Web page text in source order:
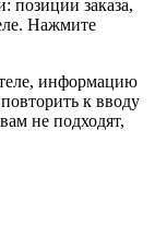
позиции заказа,
Нажмите
информацию
к вводу
не подходят,